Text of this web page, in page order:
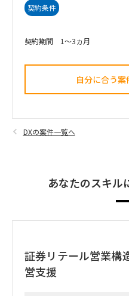
契約条件
契約期間 1～3ヵ月
自分に合う案
DXの案件一覧へ
あなたのスキル
証券リテール営業構
営支援